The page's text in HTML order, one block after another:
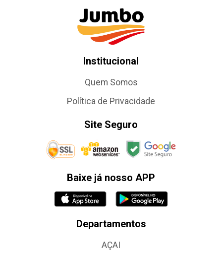
Institucional
Quem Somos
Política de Privacidade
Site Seguro
Baixe já nosso APP
Departamentos
AÇAI